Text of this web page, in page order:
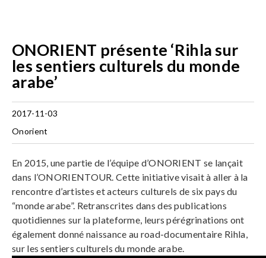
ONORIENT présente ‘Rihla sur
les sentiers culturels du monde
arabe’
2017-11-03
Onorient
En 2015, une partie de l’équipe d’ONORIENT se lançait
dans l’ONORIENTOUR. Cette initiative visait à aller à la
rencontre d’artistes et acteurs culturels de six pays du
“monde arabe”. Retranscrites dans des publications
quotidiennes sur la plateforme, leurs pérégrinations ont
également donné naissance au road-documentaire Rihla,
sur les sentiers culturels du monde arabe.